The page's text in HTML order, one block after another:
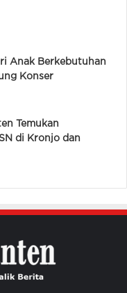
Anak Berkebutuhan
Konser
Temukan
di Kronjo dan